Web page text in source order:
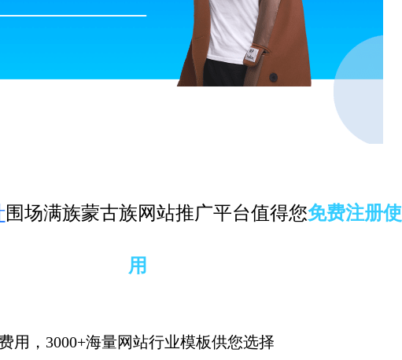
围场满族蒙古族网站推广平台值得您免费注册使
用
用，3000+海量网站行业模板供您选择